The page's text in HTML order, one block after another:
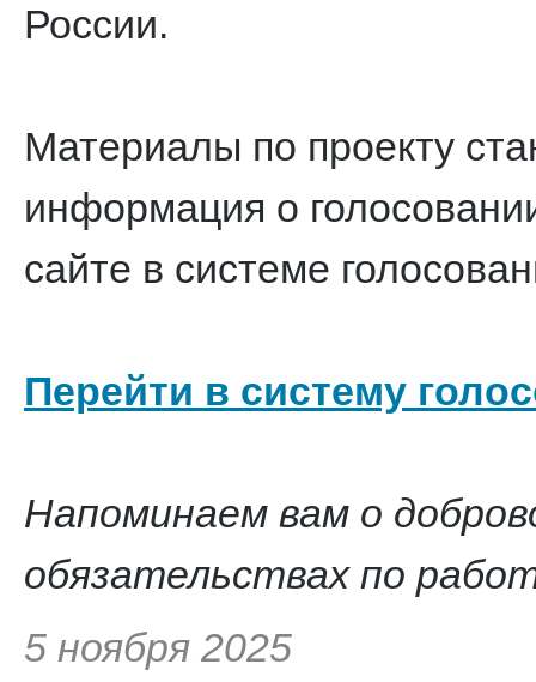
России.
Материалы по проекту
информация о
сайте в системе
Перейти в систему
Напоминаем вам о
обязательствах по
5 ноября 2025